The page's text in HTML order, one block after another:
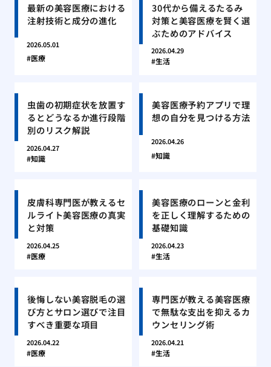
最新の美容医療における
注射技術と成分の進化
2026.05.01
医療
30代から備えるたるみ
対策と美容医療を賢く選
ぶためのアドバイス
2026.04.29
生活
虫歯の初期症状を放置す
るとどうなるか進行段階
別のリスク解説
2026.04.27
知識
美容医療予約アプリで理
想の自分を見つける方法
2026.04.26
知識
皮膚科専門医が教えるセ
ルライト美容医療の真実
と対策
2026.04.25
医療
美容医療のローンと金利
を正しく理解するための
基礎知識
2026.04.23
生活
後悔しない美容脱毛の選
び方とサロン選びで注目
すべき重要な項目
2026.04.22
医療
専門医が教える美容医療
で無駄な支出を抑えるカ
ウンセリング術
2026.04.21
生活